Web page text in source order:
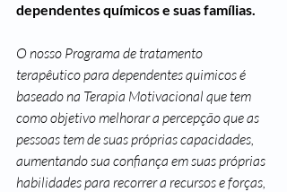
dependentes químicos e suas famílias.
O nosso Programa de tratamento
terapêutico para dependentes quimicos é
baseado na Terapia Motivacional que tem
como objetivo melhorar a percepção que as
pessoas tem de suas próprias capacidades,
aumentando sua confiança em suas próprias
habilidades para recorrer a recursos e forças,